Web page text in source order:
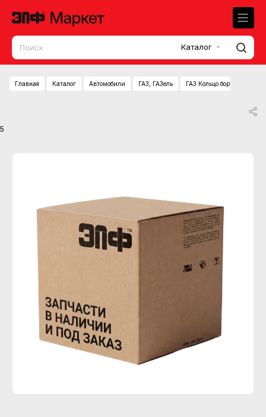
Каталог
Главная Каталог Автомобили ГАЗ, ГАЗель ГАЗ Кольцо бортовое
5